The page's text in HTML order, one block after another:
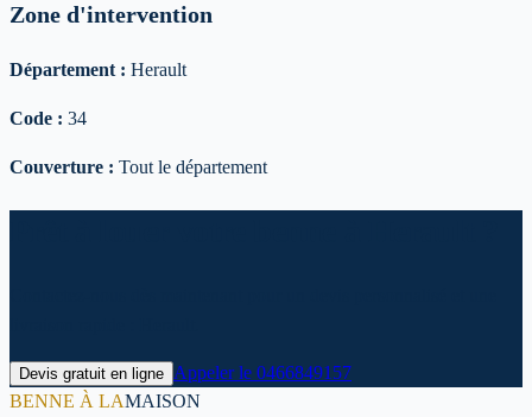
Zone d'intervention
Département : Herault
Code : 34
Couverture : Tout le département
Devis gratuit en ligne Appeler le 0466849157
BENNE À LAMAISON